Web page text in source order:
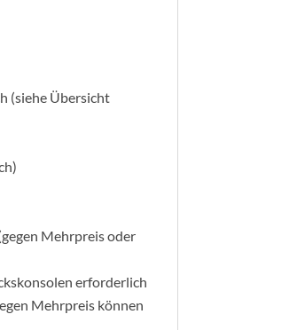
(siehe Übersicht
Mehrpreis oder
erforderlich
Mehrpreis können